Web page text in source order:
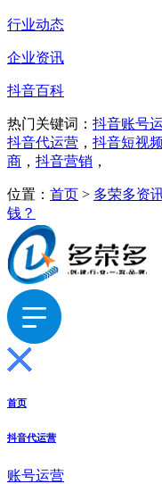
行业动态
企业资讯
抖音百科
热门关键词： 抖音账号
抖音代运营 ， 抖音短视频
商 ， 抖音营销 ，
位置： 首页 > 多荣多资
钱？
首页
抖音代运营
账号运营